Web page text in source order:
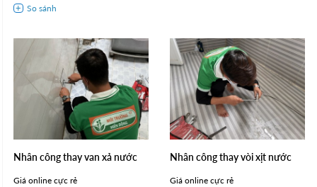
Nhân công thay van xả nước
Giá online cực rẻ
Nhân công thay vòi xịt nước
Giá online cực rẻ